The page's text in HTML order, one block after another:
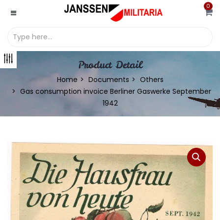
0
Product Detail
Home Documents
Others
Gas consumption invoice Berliner Gaswerke September
1942